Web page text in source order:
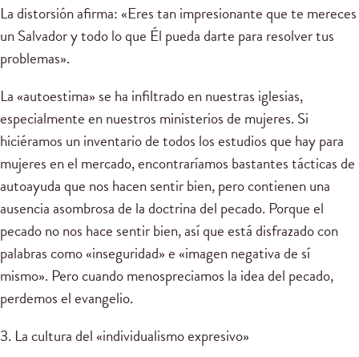
La distorsión afirma: «Eres tan impresionante que te mereces
un Salvador y todo lo que Él pueda darte para resolver tus
problemas».
La «autoestima» se ha infiltrado en nuestras iglesias,
especialmente en nuestros ministerios de mujeres. Si
hiciéramos un inventario de todos los estudios que hay para
mujeres en el mercado, encontraríamos bastantes tácticas de
autoayuda que nos hacen sentir bien, pero contienen una
ausencia asombrosa de la doctrina del pecado. Porque el
pecado no nos hace sentir bien, así que está disfrazado con
palabras como «inseguridad» e «imagen negativa de sí
mismo». Pero cuando menospreciamos la idea del pecado,
perdemos el evangelio.
3. La cultura del «individualismo expresivo»